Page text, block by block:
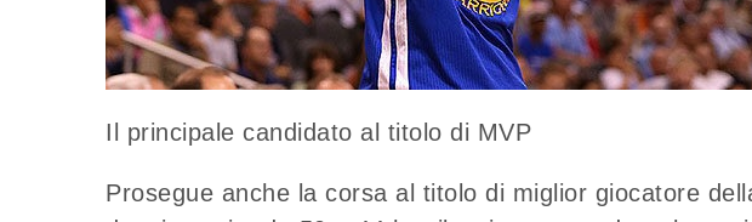
Il principale candidato al titolo di MVP
Prosegue anche la corsa al titolo di miglior giocatore